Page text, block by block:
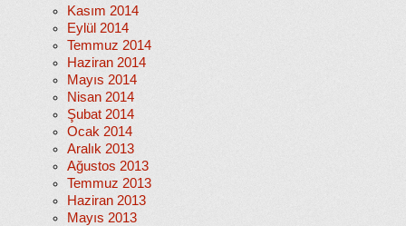
Kasım 2014
Eylül 2014
Temmuz 2014
Haziran 2014
Mayıs 2014
Nisan 2014
Şubat 2014
Ocak 2014
Aralık 2013
Ağustos 2013
Temmuz 2013
Haziran 2013
Mayıs 2013